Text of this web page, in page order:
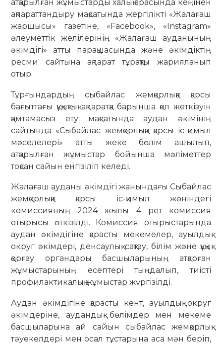
атқарылған жұмыстарды халық арасында кеңінен
ақпараттандыру мақсатында жергілікті «Жалағаш
жаршысы» газетіне, «Facebook», «Instagram»
әлеуметтік желілерінің «Жалағаш ауданының
әкімдігі» атты парақшасында және әкімдіктің
ресми сайтына ақпарат тұрақты жарияланып
отыр.
Тұрғындардың сыбайлас жемқорлыққа қарсы
бағыттағы құқықтық ақпаратқа барынша қол жеткізуін
қамтамасыз ету мақсатында аудан әкімінің
сайтында «Сыбайлас жемқорлыққа қарсы іс-қимыл
мәселелері» атты жеке бөлім ашылып,
атқарылған жұмыстар бойынша мәліметтер
тоқсан сайын енгізіліп келеді.
Жалағаш ауданы әкімдігі жанындағы Сыбайлас
жемқорлыққа қарсы іс-қимыл жөніндегі
комиссияның 2024 жылы 4 рет комиссия
отырысы өткізілді. Комиссия отырыстарында
аудан әкімдігіне қарасты мекемелер, ауылдық
округ әкімдері, денсаулық сақтау, білім және құқық
қорғау органдары басшыларының атқарған
жұмыстарының есептері тыңдалып, тиісті
профилактикалық жұмыстар жүргізілді.
Аудан әкімдігіне қарасты кент, ауылдық округ
әкімдеріне, аудандық бөлімдер мен мекеме
басшыларына ай сайын сыбайлас жемқорлық
тәуекелдері мен осал тұстарына аса мән беріп,